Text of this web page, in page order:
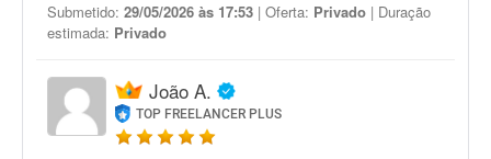
Submetido: 29/05/2026 às 17:53 | Oferta: Privado | Duração
estimada: Privado
João A.
TOP FREELANCER PLUS